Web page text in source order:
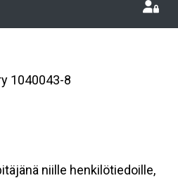
1040043-8
niille henkilötiedoille,